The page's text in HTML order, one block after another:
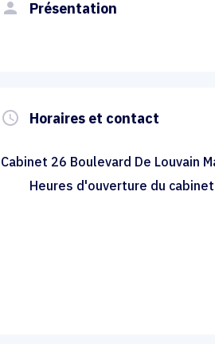
person Présentation
query_builder Horaires et contact
Cabinet 26 Boulevard De Louvain
Heures d'ouverture du cabinet